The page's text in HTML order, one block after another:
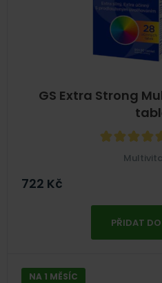
GS Extra Strong
722 Kč
PŘIDAT
NA 1 MĚSÍC